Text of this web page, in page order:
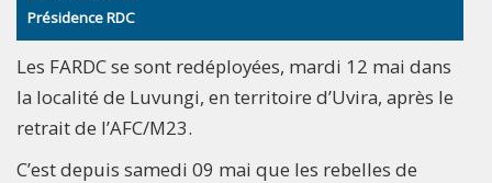
Présidence RDC
Les FARDC se sont redéployées, mardi 12 mai dans
la localité de Luvungi, en territoire d’Uvira, après le
retrait de l’AFC/M23.
C’est depuis samedi 09 mai que les rebelles de